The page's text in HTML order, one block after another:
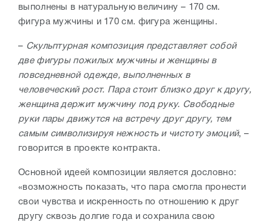
выполнены в натуральную величину – 170 см.
фигура мужчины и 170 см. фигура женщины.
– Скульптурная композиция представляет собой
две фигуры пожилых мужчины и женщины в
повседневной одежде, выполненных в
человеческий рост. Пара стоит близко друг к другу,
женщина держит мужчину под руку. Свободные
руки пары движутся на встречу друг другу, тем
самым символизируя нежность и чистоту эмоций, –
говорится в проекте контракта.
Основной идеей композиции является дословно:
«возможность показать, что пара смогла пронести
свои чувства и искренность по отношению к друг
другу сквозь долгие года и сохранила свою